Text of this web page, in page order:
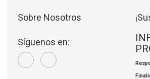
Sobre Nosotros
Síguenos en: